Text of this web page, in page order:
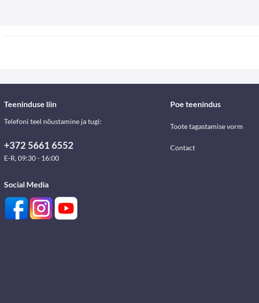
Teeninduse liin
Telefoni teel nõustamine ja tugi:
+372 5661 6552
E-R, 09:30 - 16:00
Social Media
Poe teenindus
Toote tagastamise vorm
Contact